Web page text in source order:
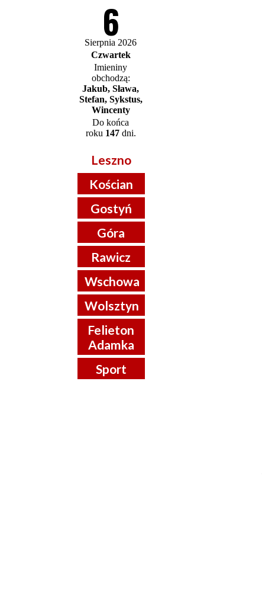
6
Sierpnia 2026
Czwartek
Imieniny
obchodzą:
Jakub, Sława,
Stefan, Sykstus,
Wincenty
Do końca
roku 147dni.
Leszno
Kościan
Gostyń
Góra
Rawicz
Wschowa
Wolsztyn
Felieton
Adamka
Sport